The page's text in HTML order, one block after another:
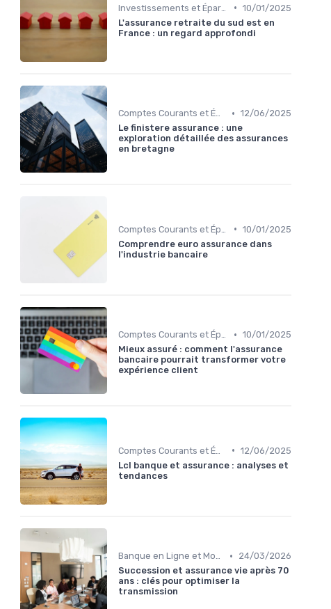
• 10/01/2025
L'assurance retraite du sud est en
France : un regard approfondi
Comptes Courants et Épargne • 12/06/2025
Le finistere assurance : une
exploration détaillée des assurances
en bretagne
• 10/01/2025
Comprendre euro assurance dans
l'industrie bancaire
Comptes Courants et Épargne • 10/01/2025
Mieux assuré : comment l'assurance
bancaire pourrait transformer votre
expérience client
• 12/06/2025
Lcl banque et assurance : analyses et
tendances
Banque en Ligne et Mobile •
24/03/2026
Succession et assurance vie après 70
ans : clés pour optimiser la
transmission